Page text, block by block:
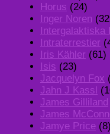
Horus (24)
Inger Noren
Intergalaktiska
Intraterrestier
Iris Kähler (61)
Isis (23)
Jacquelyn Fox
Jahn J Kassl
James Gilliland
James
Jamye Price (8)